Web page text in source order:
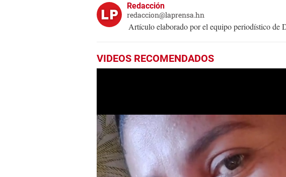
Redacción
redaccion@laprensa.hn
Artículo elaborado por el equipo periodístico
VIDEOS RECOMENDADOS